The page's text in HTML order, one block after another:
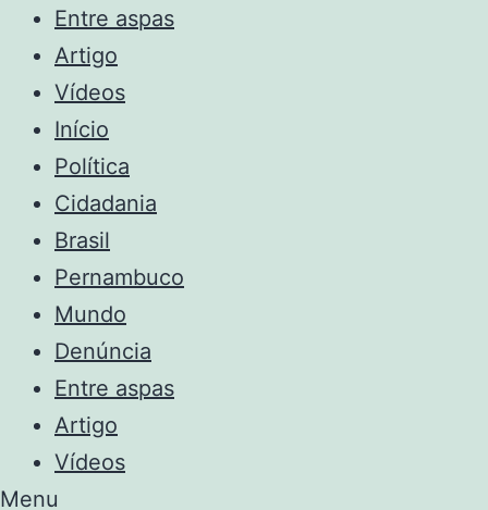
Entre aspas
Artigo
Vídeos
Início
Política
Cidadania
Brasil
Pernambuco
Mundo
Denúncia
Entre aspas
Artigo
Vídeos
Menu